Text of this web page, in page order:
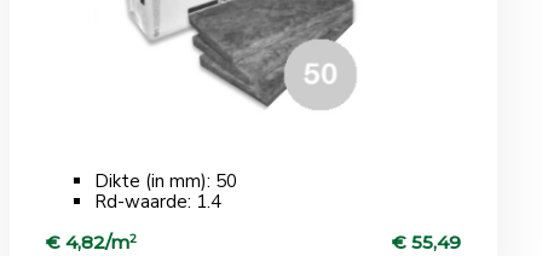
Dikte (in mm): 50
Rd-waarde: 1.4
€ 4,82/m2 € 55,49